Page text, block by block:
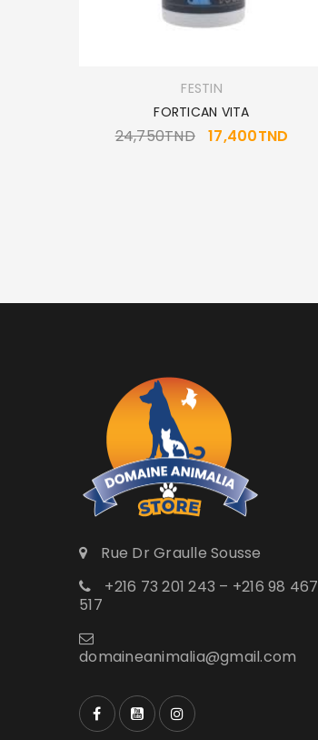
FESTIN
FORTICAN VITA
24,750TND 17,400TND
Rue Dr Graulle Sousse
+216 73 201 243 – +216 98 467
517
domaineanimalia@gmail.com